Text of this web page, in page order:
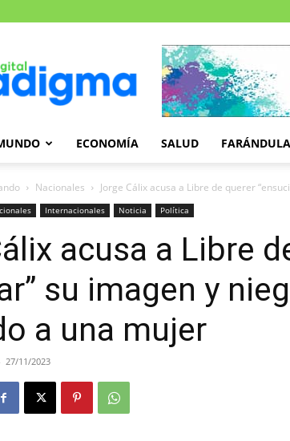
Paradigma
ECONOMÍA SALUD FARÁNDULA
Nacionales Jorge Cálix acusa a Libre de querer
Internacionales Noticia Política
acusa a Libre
su imagen y
a una mujer
27/11/2023